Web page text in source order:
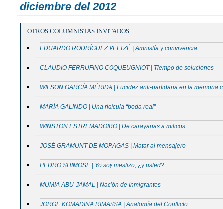
diciembre del 2012
OTROS COLUMNISTAS INVITADOS
EDUARDO RODRÍGUEZ VELTZÉ | Amnistía y convivencia
CLAUDIO FERRUFINO COQUEUGNIOT | Tiempo de soluciones
WILSON GARCÍA MÉRIDA | Lucidez anti-partidaria en la memoria
MARÍA GALINDO | Una ridícula “boda real”
WINSTON ESTREMADOIRO | De carayanas a milicos
JOSÉ GRAMUNT DE MORAGAS | Matar al mensajero
PEDRO SHIMOSE | Yo soy mestizo, ¿y usted?
MUMIA ABU-JAMAL | Nación de Inmigrantes
JORGE KOMADINA RIMASSA | Anatomía del Conflicto